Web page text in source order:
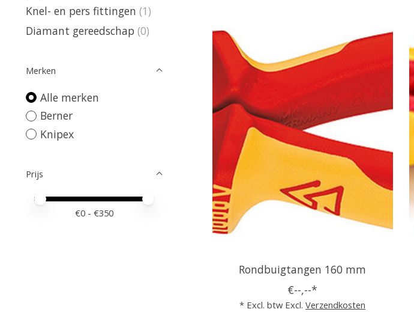
Knel- en pers fittingen (1)
Diamant gereedschap (0)
Merken
Alle merken
Berner
Knipex
Prijs
Minimale prijswaarde
Price maximum value
€0 - €350
Rondbuigtangen 160 mm
€--,--*
* Excl. btw Excl.Verzendkosten